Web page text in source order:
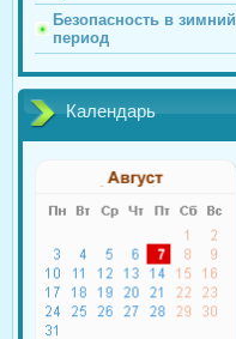
Безопасность в зимний
период
Календарь